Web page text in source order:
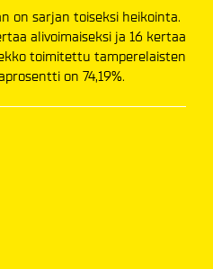
on sarjan toiseksi heikointa.
alivoimaiseksi ja 16 kertaa
toimitettu tamperelaisten
on 74,19%.